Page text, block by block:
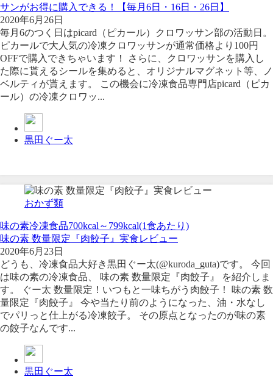
サンがお得に購入できる！【毎月6日・16日・26日】
2020年6月26日
毎月6のつく日はpicard（ピカール）クロワッサン部の活動日。
ピカールで大人気の冷凍クロワッサンが通常価格より100円
OFFで購入できちゃいます！ さらに、クロワッサンを購入し
た際に貰えるシールを集めると、オリジナルマグネット等、ノ
ベルティが貰えます。 この機会に冷凍食品専門店picard（ピカ
ール）の冷凍クロワッ...
黒田ぐー太
おかず類
味の素冷凍食品700kcal～799kcal(1食あたり)
味の素 数量限定『肉餃子』実食レビュー
2020年6月23日
どうも、冷凍食品大好き黒田ぐー太(@kuroda_guta)です。 今回
は味の素の冷凍食品、 味の素 数量限定『肉餃子』 を紹介しま
す。 ぐー太 数量限定！いつもと一味ちがう肉餃子！ 味の素 数
量限定『肉餃子』 今や当たり前のようになった、油・水なし
でパリっと仕上がる冷凍餃子。 その原点となったのが味の素
の餃子なんです...
黒田ぐー太